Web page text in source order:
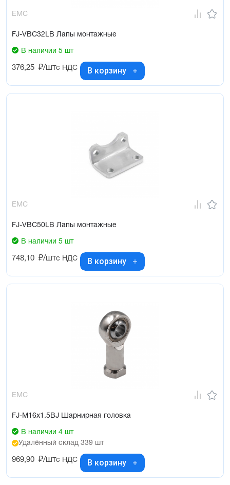
EMC
FJ-VBC32LB Лапы монтажные
В наличии 5 шт
376,25 ₽/штс НДС В корзину
EMC
FJ-VBC50LB Лапы монтажные
В наличии 5 шт
748,10 ₽/штс НДС В корзину
EMC
FJ-M16x1.5BJ Шарнирная головка
В наличии 4 шт
Удалённый склад 339 шт
969,90 ₽/штс НДС В корзину